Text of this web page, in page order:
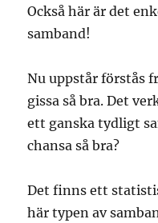
Också här är det
samband!
Nu uppstår förstås
gissa så bra. Det
ett ganska tydligt
chansa så bra?
Det finns ett
här typen av